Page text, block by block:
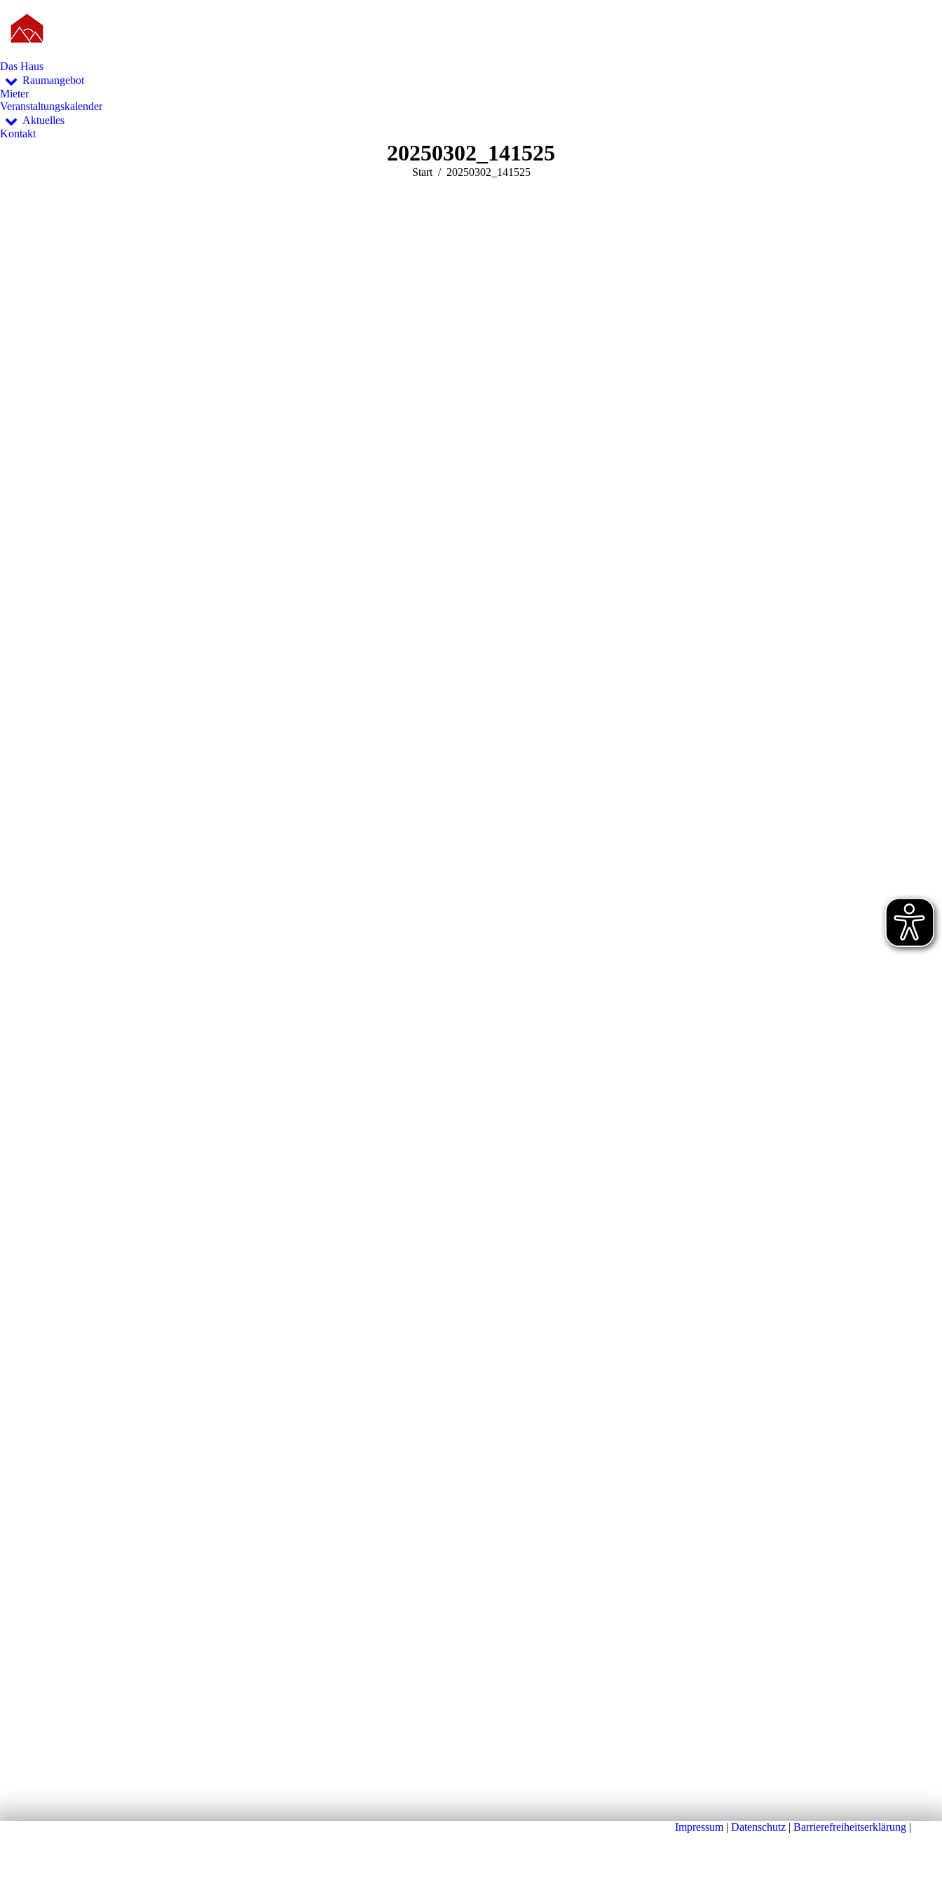
Das Haus
Raumangebot
Mieter
Veranstaltungskalender
Aktuelles
Kontakt
20250302_141525
Sie befinden sich hier:
Start 20250302_141525
Impressum | Datenschutz | Barrierefreiheitserklärung |